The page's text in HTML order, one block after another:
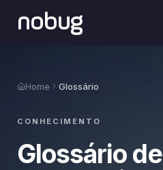
nobug
Home Glossário
CONHECIMENTO
Glossário de